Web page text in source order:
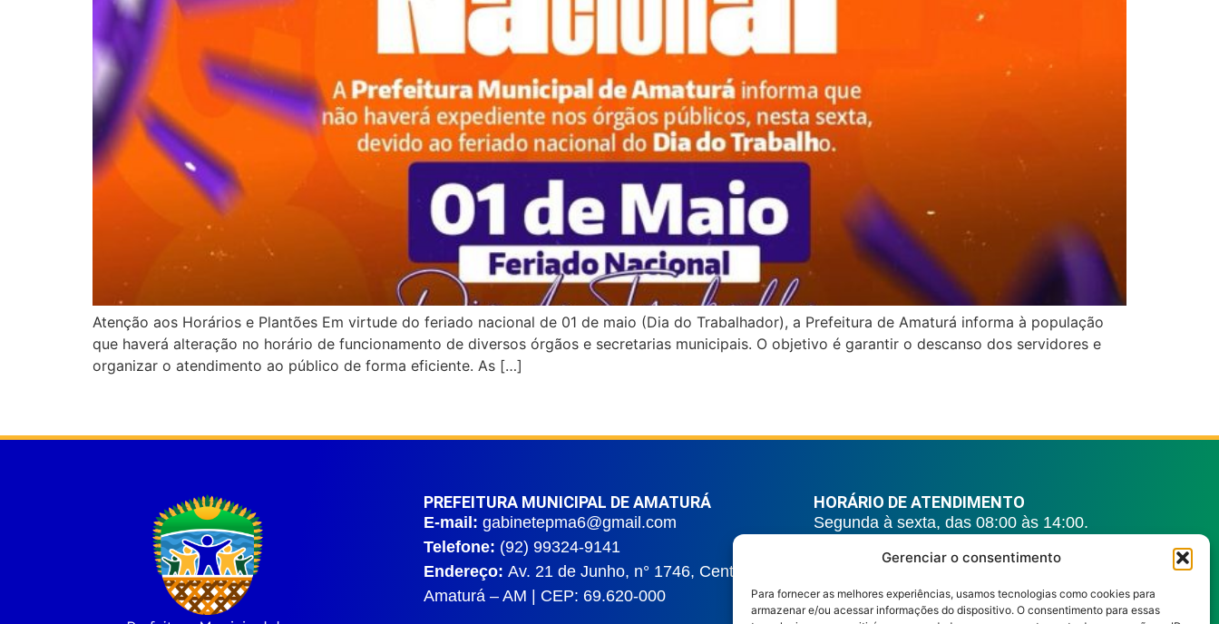
Gerenciar o consentimento
Para fornecer as melhores experiências, usamos tecnologias como cookies para
armazenar e/ou acessar informações do dispositivo. O consentimento para essas
Atenção aos Horários e Plantões Em virtude do feriado nacional de 01 de maio (Dia do Trabalhador), a Prefeitura de Amaturá informa à população
que haverá alteração no horário de funcionamento de diversos órgãos e secretarias municipais. O objetivo é garantir o descanso dos servidores e
organizar o atendimento ao público de forma eficiente. As […]
PREFEITURA MUNICIPAL DE AMATURÁ
E-mail: gabinetepma6@gmail.com
Telefone: (92) 99324-9141
Endereço: Av. 21 de Junho, n° 1746, Centro |
Amaturá – AM | CEP: 69.620-000
HORÁRIO DE ATENDIMENTO
Segunda à sexta, das 08:00 às 14:00.
REDES SOCIAIS